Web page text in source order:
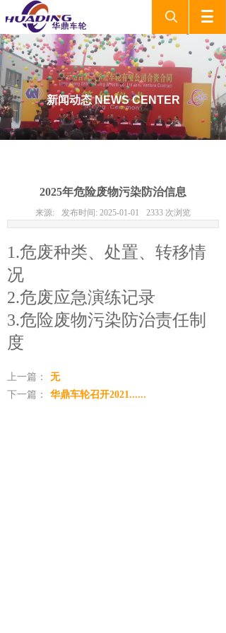
新闻动态NEWS CENTER
2025年危险废物污染防治信息
来源: 发布时间: 2025-01-01 2333 次浏览
1.危废种类、处置、转移情
况
2.危废应急演练记录
3.危险废物污染防治责任制
度
上一篇：
无
下一篇：
华鼎车轮召开2021......